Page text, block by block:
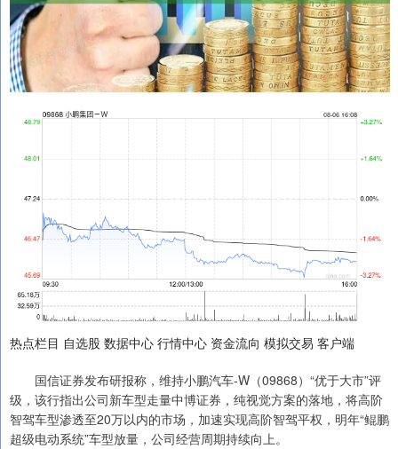
热点栏目 自选股 数据中心 行情中心 资金流向 模拟交易 客户端
国信证券发布研报称，维持小鹏汽车-W（09868）“优于大市”评
级，该行指出公司新车型走量中博证券，纯视觉方案的落地，将高阶
智驾车型渗透至20万以内的市场，加速实现高阶智驾平权，明年“鲲鹏
超级电动系统”车型放量，公司经营周期持续向上。